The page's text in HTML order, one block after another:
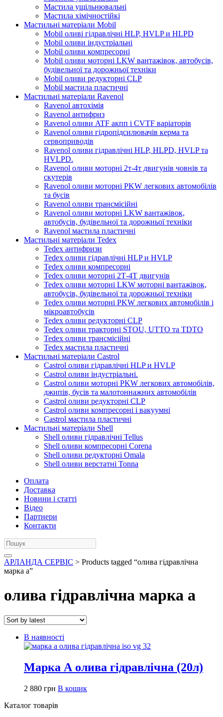
Мастила ущільнювальні
Мастила хімічностійкі
Мастильні матеріали Mobil
Mobil оливі гідравлічні HLP, HVLP и HLPD
Mobil оливи індустріальні
Mobil оливи компресорні
Mobil оливи моторні LKW вантажівок, автобусів,
будівельної та дорожньої техніки
Mobil оливи редукторні CLP
Mobil мастила пластичні
Мастильні матеріали Ravenol
Ravenol автохімія
Ravenol антифриз
Ravenol оливи ATF акпп і CVTF варіаторів
Ravenol оливи гідропідсилювачів керма та
сервоприводів
Ravenol оливи гідравлічні HLP, HLPD, HVLP та
HVLPD.
Ravenol оливи моторні 2т-4т двигунів човнів та
скутерів
Ravenol оливи моторні PKW легкових автомобілів
та бусів
Ravenol оливи трансмісійні
Ravenol оливи моторні LKW вантажівок,
автобусів, будівельної та дорожньої техніки
Ravenol мастила пластичні
Мастильні матеріали Tedex
Tedex антифризи
Tedex оливи гідравлічні HLP и HVLP
Tedex оливи компресорні
Tedex оливи моторні 2Т-4Т двигунів
Tedex оливи моторні LKW моторні вантажівок,
автобусів, будівельної та дорожньої техніки
Tedex оливи моторні PKW легкових автомобілів і
мікроавтобусів
Tedex оливи редукторні CLP
Tedex оливи тракторні STOU, UTTO та TDTO
Tedex оливи трансмісійні
Tedex мастила пластичні
Мастильні матеріали Castrol
Castrol оливи гідравлічні HLP и HVLP
Castrol оливи індустріальні.
Castrol оливи моторні PKW легкових автомобілів,
джипів, бусів та малотоннажних автомобілів
Castrol оливи редукторні CLP
Castrol оливи компресорні і вакуумні
Castrol мастила пластичні
Мастильні матеріали Shell
Shell оливи гідравлічні Tellus
Shell оливи компресорні Corena
Shell оливи редукторні Omala
Shell оливи верстатні Tonna
Оплата
Доставка
Новини і статті
Відео
Партнери
Контакти
АРЛАНДА СЕРВІС > Products tagged “олива гідравлічна
марка а”
олива гідравлічна марка а
В наявності
Марка А олива гідравлічна (20л)
2 880 грн В кошик
Каталог товарів